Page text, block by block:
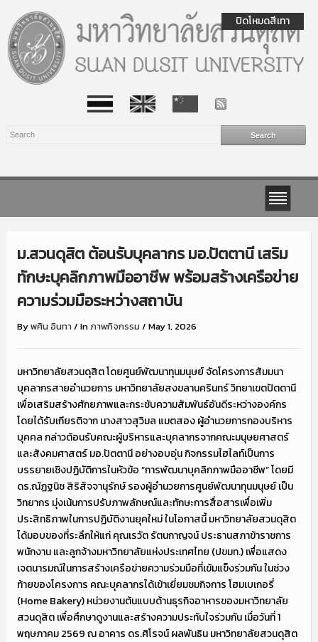
ม.สวนดุสิต ต้อนรับบุคลากร มอ.ปัตตานี เสริม
ทักษะบุคลิกภาพมืออาชีพ พร้อมสร้างเครือข่าย
ความร่วมมือระหว่างสถาบัน
Byพศิน อินทา/ Inภาพกิจกรรม / May 1, 2026
มหาวิทยาลัยสวนดุสิต โดยศูนย์พัฒนาทุนมนุษย์ จัดโครงการสัมมนา
บุคลากรสายอำนวยการ มหาวิทยาลัยสงขลานครินทร์ วิทยาเขตปัตตานี
เพื่อเสริมสร้างศักยภาพและกระชับความสัมพันธ์อันดีระหว่างองค์กร
โดยได้รับเกียรติจาก นางสาวสุวิมล แมตสอง ผู้อำนวยการกองบริหาร
บุคคล กล่าวต้อนรับคณะผู้บริหารและบุคลากรจากคณะมนุษยศาสตร์
และสังคมศาสตร์ มอ.ปัตตานี อย่างอบอุ่น กิจกรรมไฮไลท์เป็นการ
บรรยายเชิงปฏิบัติการในหัวข้อ “การพัฒนาบุคลิกภาพมืออาชีพ” โดยมี
ดร.ณัฏฐนิช สิริสัจจานุรักษ์ รองผู้อำนวยการศูนย์พัฒนาทุนมนุษย์ เป็น
วิทยากร มุ่งเน้นการปรับภาพลักษณ์และทักษะการสื่อสารเพื่อเพิ่ม
ประสิทธิภาพในการปฏิบัติงานยุคใหม่ ในโอกาสนี้ มหาวิทยาลัยสวนดุสิต
ได้มอบของที่ระลึกให้แก่ คุณเรวัต รัตนกาญจน์ ประธานสภาข้าราชการ
พนักงาน และลูกจ้างมหาวิทยาลัยแห่งประเทศไทย (ปขมท.) เพื่อแสดง
เจตนารมณ์ในการสร้างเครือข่ายความร่วมมือที่เข้มแข็งร่วมกัน ในช่วง
ท้ายของโครงการ คณะบุคลากรได้เข้าเยี่ยมชมกิจการ โฮมเบเกอรี่
(Home Bakery) หน่วยงานต้นแบบด้านธุรกิจอาหารของมหาวิทยาลัย
สวนดุสิต เพื่อศึกษาดูงานและสร้างความประทับใจร่วมกัน เมื่อวันที่ 1
พฤษภาคม 2569 ณ อาคาร ดร.ศิโรจน์ ผลพันธิน มหาวิทยาลัยสวนดุสิต
ปิดโหมดสีเทา